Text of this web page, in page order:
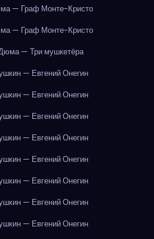
— Граф Монте-Кристо
— Граф Монте-Кристо
— Три мушкетёра
— Евгений Онегин
— Евгений Онегин
— Евгений Онегин
— Евгений Онегин
— Евгений Онегин
— Евгений Онегин
— Евгений Онегин
— Евгений Онегин